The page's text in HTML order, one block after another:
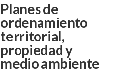
Planes de
ordenamiento
territorial,
propiedad y
medio ambiente